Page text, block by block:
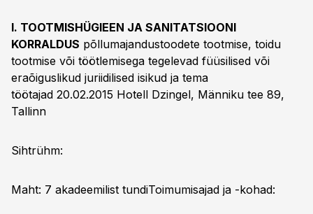
I. TOOTMISHÜGIEEN JA SANITATSIOONI
KORRALDUS põllumajandustoodete tootmise, toidu
tootmise või töötlemisega tegelevad füüsilised või
eraõiguslikud juriidilised isikud ja tema
töötajad 20.02.2015 Hotell Dzingel, Männiku tee 89,
Tallinn
Sihtrühm:
Maht: 7 akadeemilist tundiToimumisajad ja -kohad: